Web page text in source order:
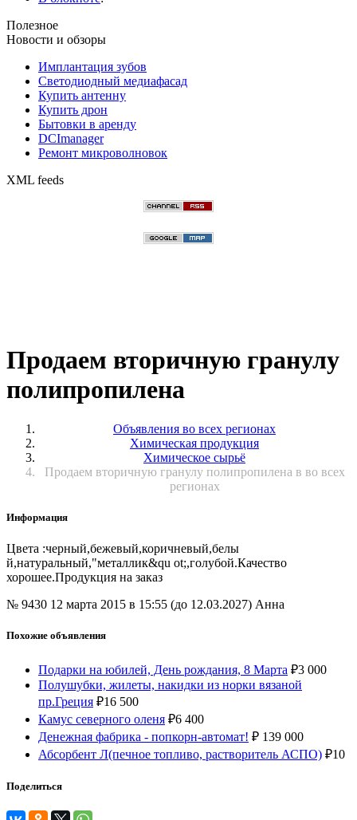
Полезное
Новости и обзоры
Имплантация зубов
Светодиодный медиафасад
Купить антенну
Купить дрон
Бытовки в аренду
DCImanager
Ремонт микроволновок
XML feeds
Продаем вторичную гранулу
полипропилена
Объявления во всех регионах
Химическая продукция
Химическое сырьё
Продаем вторичную гранулу полипропилена в во всех
регионах
Информация
Цвета :черный,бежевый,коричневый,белы
й,натуральный,"металлик&qu ot;,голубой.Качество
хорошее.Продукция на заказ
№ 9430 12 марта 2015 в 15:55 (до 12.03.2027) Анна
Похожие объявления
Подарки на юбилей, День рождания, 8 Марта ₽3 000
Полушубки, жилеты, накидки из норки вязаной
пр.Греция ₽16 500
Камус северного оленя ₽6 400
Денежная фабрика - попкорн-автомат! ₽ 139 000
Абсорбент Л(печное топливо, растворитель АСПО) ₽10
Поделиться